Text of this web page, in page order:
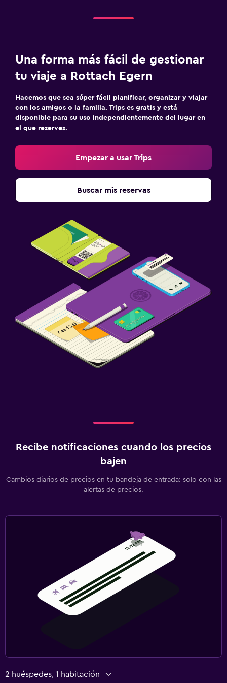
Estacionamiento y transporte
Estacionamiento
Estacionamiento privado
Servicio de traslado (cargo adicional)
Carga de vehículos eléctricos
Traslado aeropuerto
Sistema de entretenimiento
TV por cable o vía satélite
Sala de estar/TV compartida
Aire libre
Cámaras CCTV en zonas comunes
Botiquín de primeros auxilios
Caja fuerte
Cuidado de niños o guardería
Lavandería
Habitación
Una forma más fácil de gestionar
tu viaje a Rottach Egern
Hacemos que sea súper fácil planificar, organizar y viajar
con los amigos o la familia. Trips es gratis y está
disponible para su uso independientemente del lugar en
el que reserves.
Empezar a usar Trips
Buscar mis reservas
Recibe notificaciones cuando los precios
bajen
Cambios diarios de precios en tu bandeja de entrada: solo con las
alertas de precios.
2 huéspedes, 1 habitación